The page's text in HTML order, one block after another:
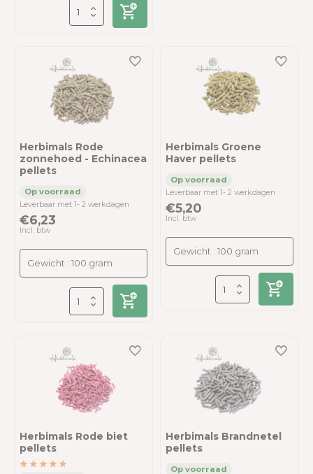
Herbimals Rode
zonnehoed - Echinacea
pellets
Leverbaar met 1- 2 werkdagen
€6,23
Incl. btw
Herbimals Groene
Haver pellets
Leverbaar met 1- 2 werkdagen
€5,20
Incl. btw
Herbimals Rode biet
pellets
Herbimals Brandnetel
pellets